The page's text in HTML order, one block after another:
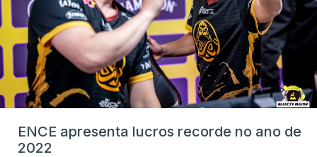
ENCE apresenta lucros recorde no ano de
2022